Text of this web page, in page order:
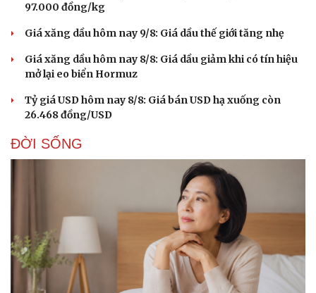
97.000 đồng/kg
Giá xăng dầu hôm nay 9/8: Giá dầu thế giới tăng nhẹ
Giá xăng dầu hôm nay 8/8: Giá dầu giảm khi có tín hiệu
mở lại eo biển Hormuz
Tỷ giá USD hôm nay 8/8: Giá bán USD hạ xuống còn
26.468 đồng/USD
ĐỜI SỐNG